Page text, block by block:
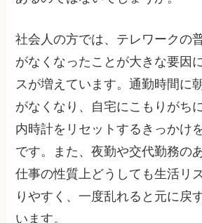
社会人の方では、テレワークの
がなくなったことが大きな要因
スが増えています。通勤時間に
がなくなり、自宅にこもりがち
内時計をリセットするきっかけ
です。また、夜勤や交代勤務の
仕事の性質上どうしても生活リ
りやすく、一度乱れると元に戻
います。